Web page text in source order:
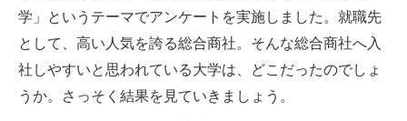
スマホと通信の最新トレンド
進化するPCとデバイスの未来
好きが集まる 比べて選べる
学」というテーマでアンケートを実施しました。就職先
として、高い人気を誇る総合商社。そんな総合商社へ入
社しやすいと思われている大学は、どこだったのでしょ
うか。さっそく結果を見ていきましょう。